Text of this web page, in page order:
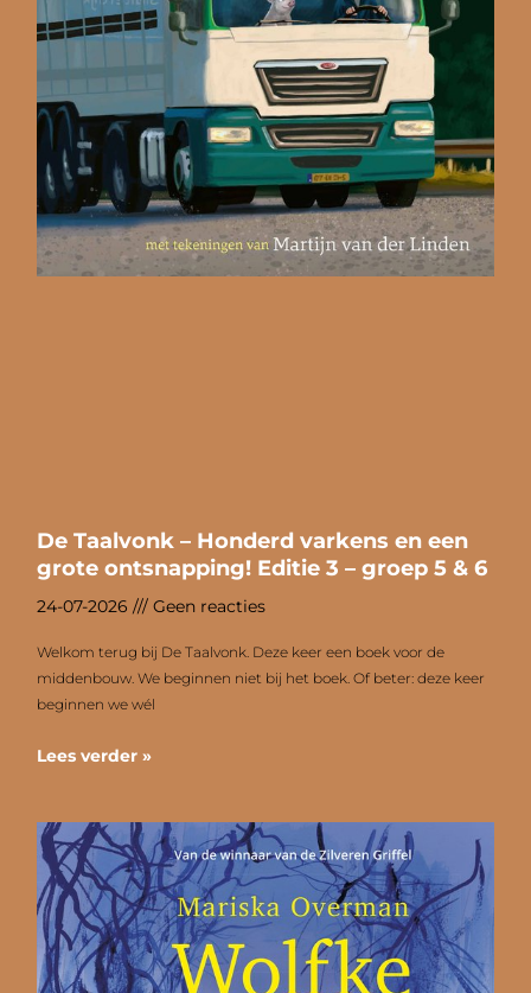
De Taalvonk – Honderd varkens en een
grote ontsnapping! Editie 3 – groep 5 & 6
24-07-2026 Geen reacties
Welkom terug bij De Taalvonk. Deze keer een boek voor de
middenbouw. We beginnen niet bij het boek. Of beter: deze keer
beginnen we wél
Lees verder »